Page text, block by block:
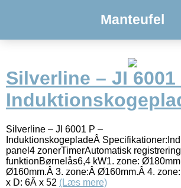
Manteufel
Silverline – JI 6001
Silverline – JI 6001 P –
InduktionskogepladeÂ
panel4 zonerTimerAutomatisk
funktionBørnelås6,4 kW1. zone:
Ø160mm.Â 3. zone:Â Ø160mm.Â 4.
x D: 6Â x 52 (Læs mere)